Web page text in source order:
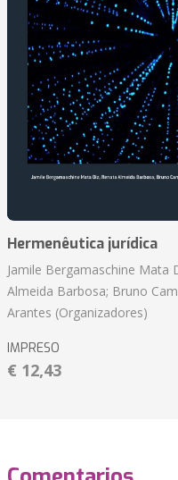
Hermenêutica jurídica
Jamile Bergamaschine Mata
Almeida Barbosa; Bruno
Arantes (Organizadores)
IMPRESO
€ 12,43